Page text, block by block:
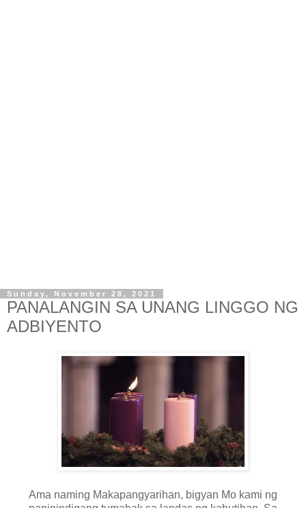
Sunday, November 28, 2021
PANALANGIN SA UNANG LINGGO NG
ADBIYENTO
Ama naming Makapangyarihan, bigyan Mo kami ng